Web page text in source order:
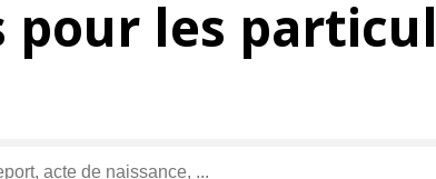
pour les